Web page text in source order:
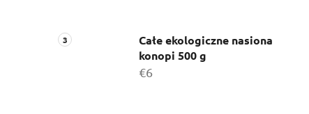
Całe ekologiczne nasiona
konopi 500 g
€6